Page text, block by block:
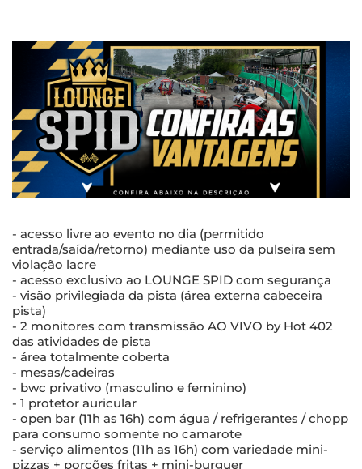
- acesso livre ao evento no dia (permitido
entrada/saída/retorno) mediante uso da pulseira sem
violação lacre
- acesso exclusivo ao LOUNGE SPID com segurança
- visão privilegiada da pista (área externa cabeceira
pista)
- 2 monitores com transmissão AO VIVO by Hot 402
das atividades de pista
- área totalmente coberta
- mesas/cadeiras
- bwc privativo (masculino e feminino)
- 1 protetor auricular
- open bar (11h as 16h) com água / refrigerantes / chopp
para consumo somente no camarote
- serviço alimentos (11h as 16h) com variedade mini-
pizzas + porções fritas + mini-burguer